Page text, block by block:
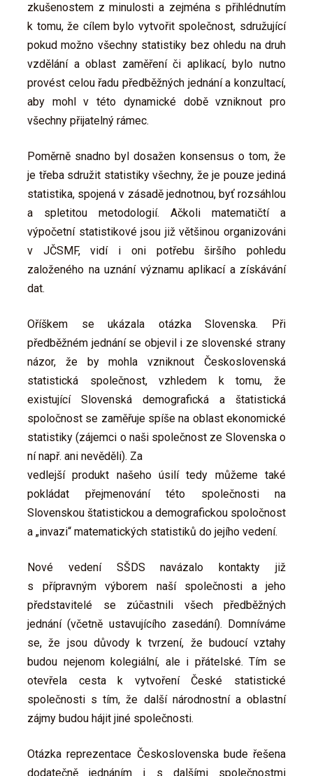
zkušenostem z minulosti a zejména s přihlédnutím
k tomu, že cílem bylo vytvořit společnost, sdružující
pokud možno všechny statistiky bez ohledu na druh
vzdělání a oblast zaměření či aplikací, bylo nutno
provést celou řadu předběžných jednání a konzultací,
aby mohl v této dynamické době vzniknout pro
všechny přijatelný rámec.
Poměrně snadno byl dosažen konsensus o tom, že
je třeba sdružit statistiky všechny, že je pouze jediná
statistika, spojená v zásadě jednotnou, byť rozsáhlou
a spletitou metodologií. Ačkoli matematičtí a
výpočetní statistikové jsou již většinou organizováni
v JČSMF, vidí i oni potřebu širšího pohledu
založeného na uznání významu aplikací a získávání
dat.
Oříškem se ukázala otázka Slovenska. Při
předběžném jednání se objevil i ze slovenské strany
názor, že by mohla vzniknout Československá
statistická společnost, vzhledem k tomu, že
existující Slovenská demografická a štatistická
spoločnost se zaměřuje spíše na oblast ekonomické
statistiky (zájemci o naši společnost ze Slovenska o
ní např. ani nevěděli). Za
vedlejší produkt našeho úsilí tedy můžeme také
pokládat přejmenování této společnosti na
Slovenskou štatistickou a demografickou spoločnost
a „invazi“ matematických statistiků do jejího vedení.
Nové vedení SŠDS navázalo kontakty již
s přípravným výborem naší společnosti a jeho
představitelé se zúčastnili všech předběžných
jednání (včetně ustavujícího zasedání). Domníváme
se, že jsou důvody k tvrzení, že budoucí vztahy
budou nejenom kolegiální, ale i přátelské. Tím se
otevřela cesta k vytvoření České statistické
společnosti s tím, že další národnostní a oblastní
zájmy budou hájit jiné společnosti.
Otázka reprezentace Československa bude řešena
dodatečně jednáním i s dalšími společnostmi